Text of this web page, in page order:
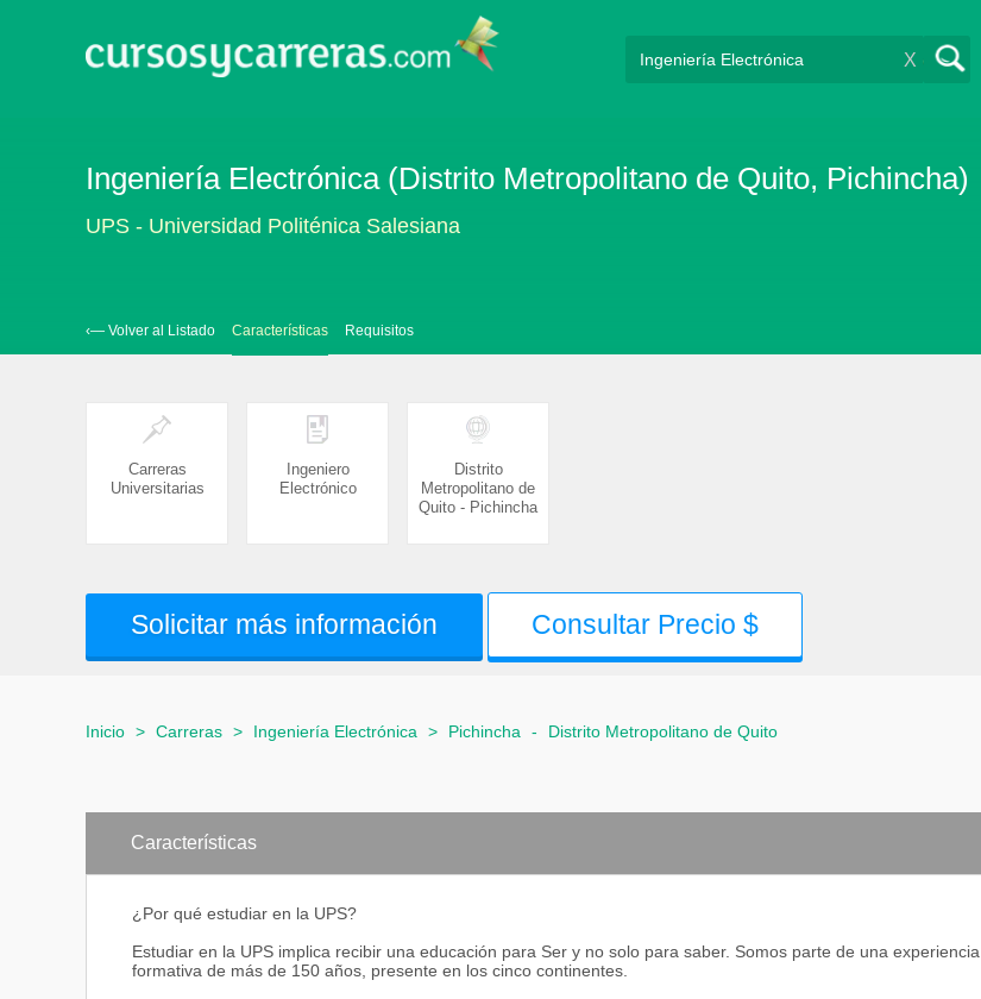
X
Ingeniería Electrónica (Distrito Metropolitano de Quito, Pichincha)
UPS - Universidad Politénica Salesiana
‹— Volver al Listado Características Requisitos
Carreras
Universitarias
Ingeniero
Electrónico
Distrito
Metropolitano de
Quito - Pichincha
Solicitar más información Consultar Precio $
Inicio > Carreras > Ingeniería Electrónica > Pichincha - Distrito Metropolitano de Quito
Características
¿Por qué estudiar en la UPS?
Estudiar en la UPS implica recibir una educación para Ser y no solo para saber. Somos parte de una experiencia
formativa de más de 150 años, presente en los cinco continentes.